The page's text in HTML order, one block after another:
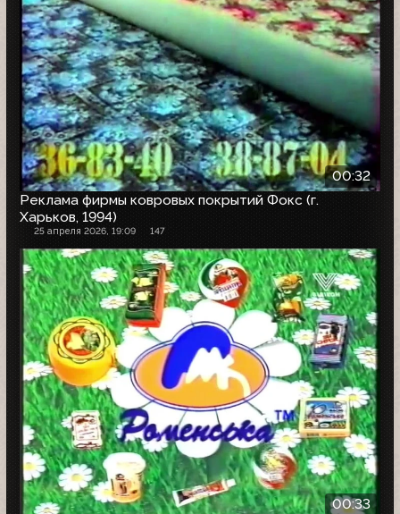
00:32
Реклама фирмы ковровых покрытий Фокс (г.
Харьков, 1994)
25 апреля 2026, 19:09 147
00:33